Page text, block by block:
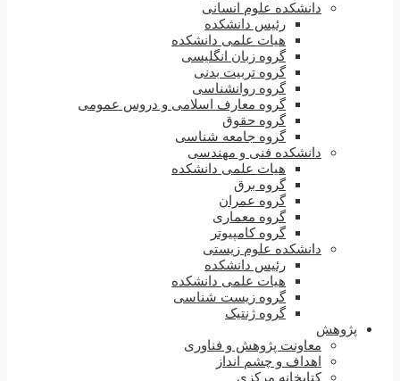
دانشکده علوم انسانی
رئیس دانشکده
هیات علمی دانشکده
گروه زبان انگلیسی
گروه تربیت بدنی
گروه روانشناسی
گروه معارف اسلامی و دروس عمومی
گروه حقوق
گروه جامعه شناسی
دانشکده فنی و مهندسی
هیات علمی دانشکده
گروه برق
گروه عمران
گروه معماری
گروه کامپیوتر
دانشکده علوم زیستی
رئیس دانشکده
هیات علمی دانشکده
گروه زیست شناسی
گروه ژنتیک
پژوهش
معاونت پژوهش و فناوری
اهداف و چشم انداز
کتابخانه مرکزی